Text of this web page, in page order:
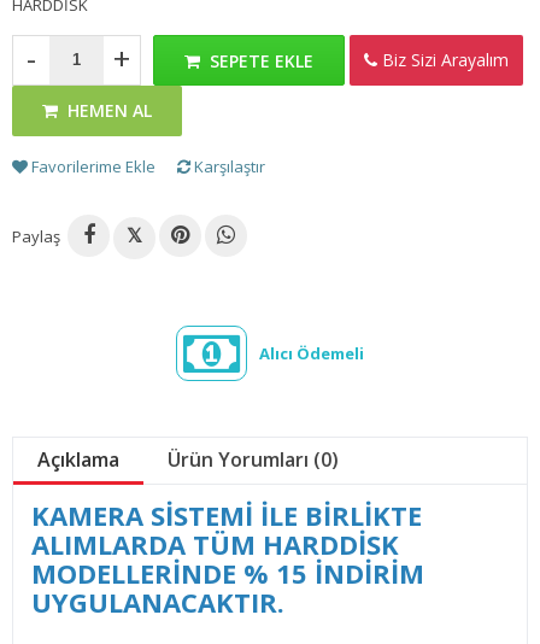
- + SEPETE EKLE
HEMEN AL
Favorilerime Ekle Karşılaştır
Biz Sizi Arayalım
Paylaş 𝕏
Alıcı Ödemeli
Açıklama Ürün Yorumları (0)
KAMERA SİSTEMİ İLE BİRLİKTE
ALIMLARDA TÜM HARDDİSK
MODELLERİNDE % 15 İNDİRİM
UYGULANACAKTIR.